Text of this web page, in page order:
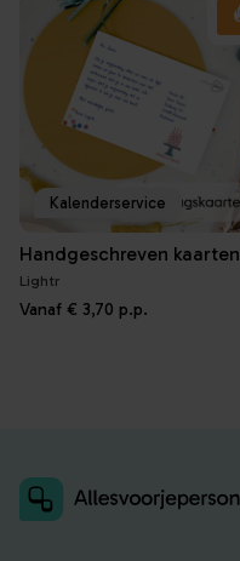
Kalenderservice
Handgeschreven kaarten
Lightr
Vanaf € 3,70 p.p.